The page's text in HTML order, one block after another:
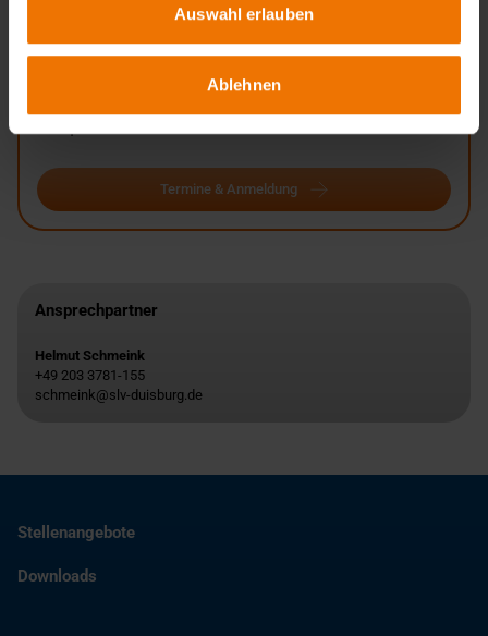
Auswahl erlauben
Ablehnen
in Tagesform
Termine:
1
Termine & Anmeldung
Ansprechpartner
Helmut Schmeink
+49 203 3781-155
schmeink@slv-duisburg.de
Stellenangebote
Downloads